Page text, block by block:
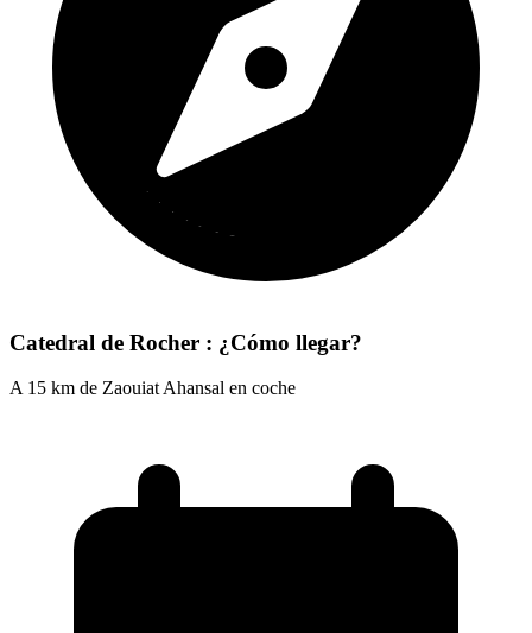
Catedral de Rocher : ¿Cómo llegar?
A 15 km de Zaouiat Ahansal en coche